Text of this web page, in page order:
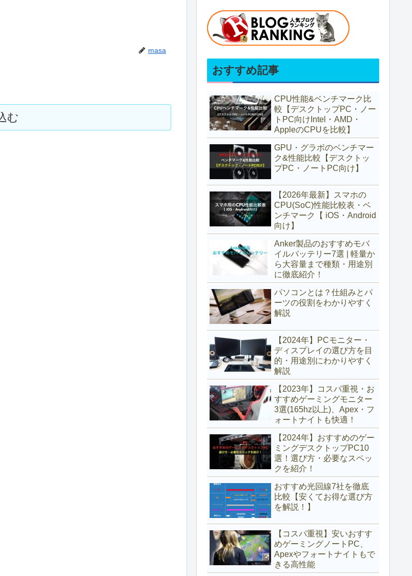
masa
む
おすすめ記事
CPU性能&ベンチマーク比
較【デスクトップPC・ノー
トPC向けIntel・AMD・
AppleのCPUを比較】
GPU・グラボのベンチマー
ク&性能比較【デスクトッ
プPC・ノートPC向け】
【2026年最新】スマホの
CPU(SoC)性能比較表・ベ
ンチマーク【 iOS・Android
向け】
Anker製品のおすすめモバ
イルバッテリー7選 | 軽量か
ら大容量まで種類・用途別
に徹底紹介！
パソコンとは？仕組みとパ
ーツの役割をわかりやすく
解説
【2024年】PCモニター・
ディスプレイの選び方を目
的・用途別にわかりやすく
解説
【2023年】コスパ重視・お
すすめゲーミングモニター
3選(165hz以上)、Apex・フ
ォートナイトも快適！
【2024年】おすすめのゲー
ミングデスクトップPC10
選！選び方・必要なスペッ
クを紹介！
おすすめ光回線7社を徹底
比較【安くてお得な選び方
を解説！】
【コスパ重視】安いおすす
めゲーミングノートPC、
Apexやフォートナイトもで
きる高性能